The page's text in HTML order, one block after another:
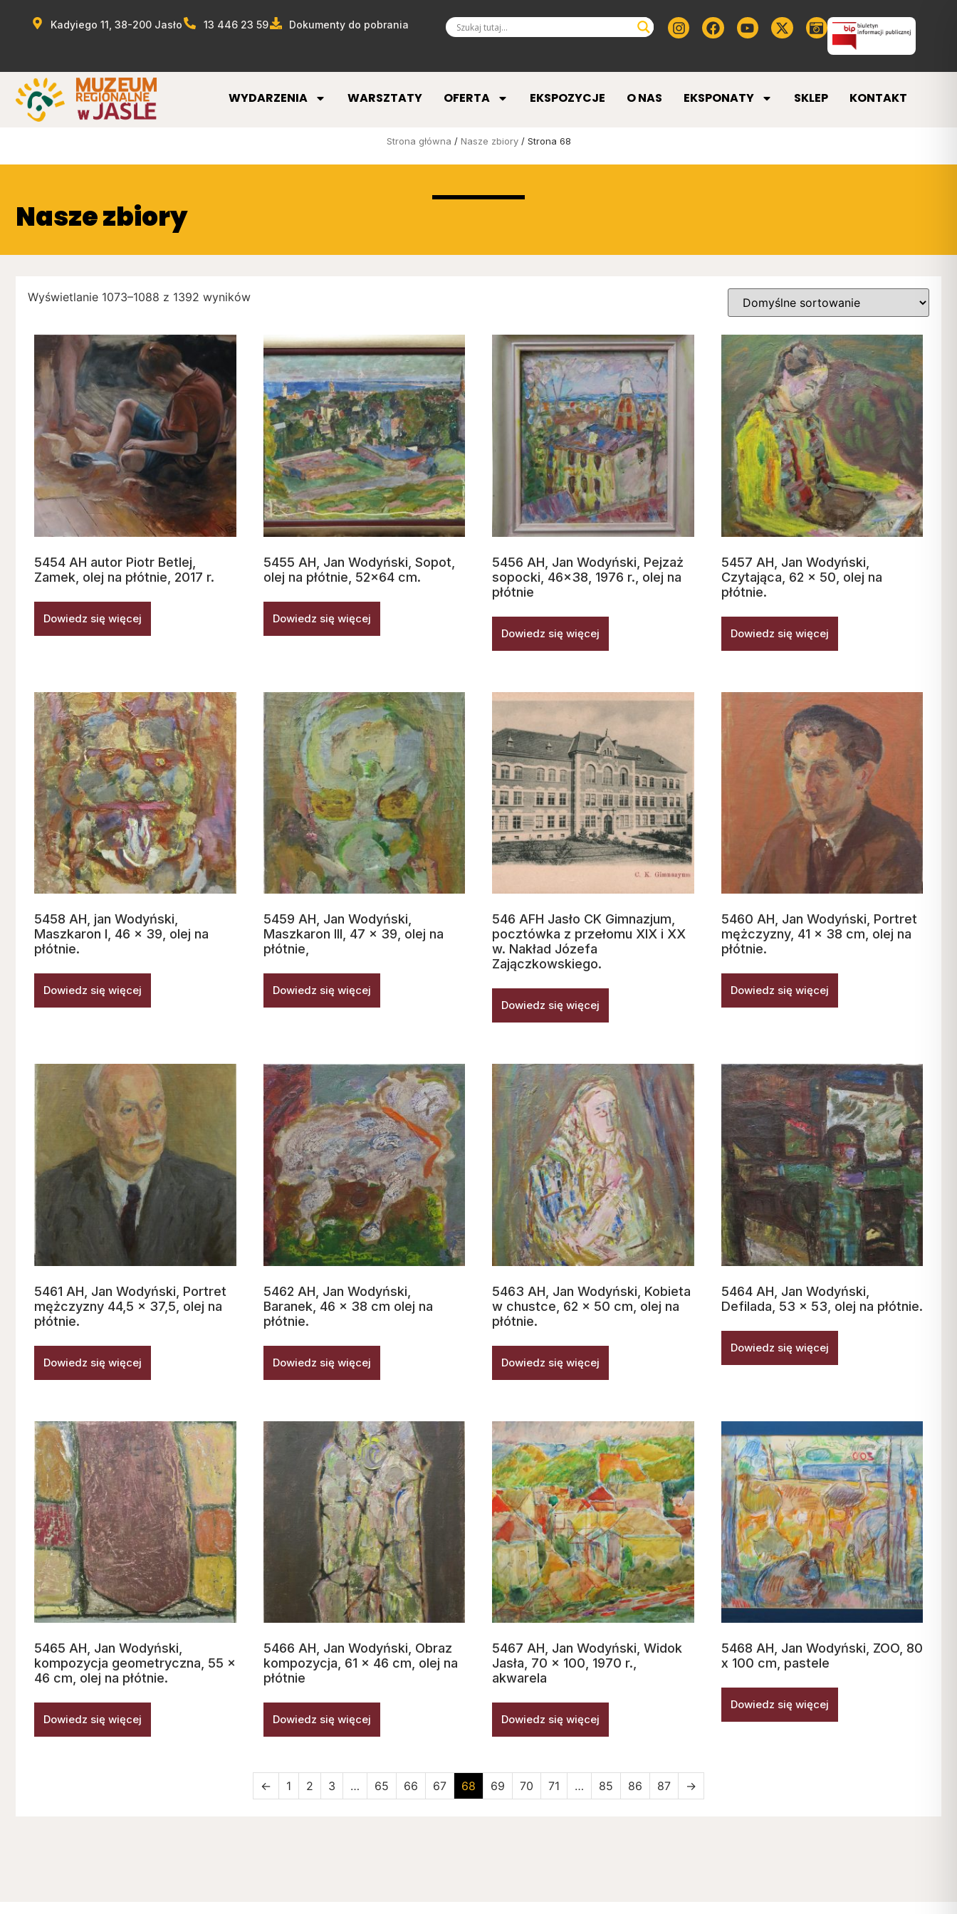
Kadyiego 11, 38-200 Jasło 13 446 23 59 Dokumenty do pobrania
WYDARZENIA WARSZTATY OFERTA EKSPOZYCJE O NAS EKSPONATY SKLEP KONTAKT
Strona główna / Nasze zbiory/ Strona 68
Nasze zbiory
Wyświetlanie 1073–1088 z 1392 wyników
5454 AH autor Piotr Betlej,
Zamek, olej na płótnie, 2017 r.
Dowiedz się więcej
5455 AH, Jan Wodyński, Sopot,
olej na płótnie, 52×64 cm.
Dowiedz się więcej
5456 AH, Jan Wodyński, Pejzaż
sopocki, 46×38, 1976 r., olej na
płótnie
Dowiedz się więcej
5457 AH, Jan Wodyński,
Czytająca, 62 x 50, olej na
płótnie.
Dowiedz się więcej
5458 AH, jan Wodyński,
Maszkaron I, 46 x 39, olej na
płótnie.
Dowiedz się więcej
5459 AH, Jan Wodyński,
Maszkaron III, 47 x 39, olej na
płótnie,
Dowiedz się więcej
546 AFH Jasło CK Gimnazjum,
pocztówka z przełomu XIX i XX
w. Nakład Józefa
Zajączkowskiego.
Dowiedz się więcej
5460 AH, Jan Wodyński, Portret
mężczyzny, 41 x 38 cm, olej na
płótnie.
Dowiedz się więcej
5461 AH, Jan Wodyński, Portret
mężczyzny 44,5 x 37,5, olej na
płótnie.
Dowiedz się więcej
5462 AH, Jan Wodyński,
Baranek, 46 x 38 cm olej na
płótnie.
Dowiedz się więcej
5463 AH, Jan Wodyński, Kobieta
w chustce, 62 x 50 cm, olej na
płótnie.
Dowiedz się więcej
5464 AH, Jan Wodyński,
Defilada, 53 x 53, olej na płótnie.
Dowiedz się więcej
5465 AH, Jan Wodyński,
kompozycja geometryczna, 55 x
46 cm, olej na płótnie.
Dowiedz się więcej
5466 AH, Jan Wodyński, Obraz
kompozycja, 61 x 46 cm, olej na
płótnie
Dowiedz się więcej
5467 AH, Jan Wodyński, Widok
Jasła, 70 x 100, 1970 r.,
akwarela
Dowiedz się więcej
5468 AH, Jan Wodyński, ZOO, 80
x 100 cm, pastele
Dowiedz się więcej
← 1 2 3 … 65 66 67 68 69 70 71 … 85 86 87 →